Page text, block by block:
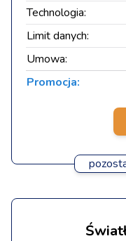
Technologia:
Limit danych:
Umowa:
Promocja: